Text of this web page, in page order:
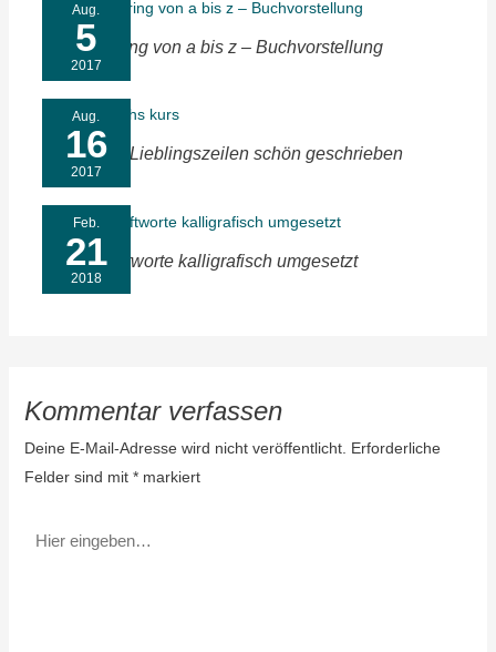
Aug.
5
2017
Handlettering von a bis z – Buchvorstellung
Aug.
16
2017
Lettering – Lieblingszeilen schön geschrieben
Feb.
21
2018
Deine Kraftworte kalligrafisch umgesetzt
Kommentar verfassen
Deine E-Mail-Adresse wird nicht veröffentlicht. Erforderliche
Felder sind mit *markiert